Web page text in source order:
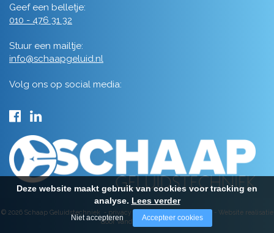
Geef een belletje:
010 - 476 31 32
Stuur een mailtje:
info@schaapgeluid.nl
Volg ons op social media:
© 2026 Schaap Geluidstechniek - privacy - algemene voorwaarden- Website realisatie
door Vanderperk Groep
Deze website maakt gebruik van cookies voor tracking en
analyse. Lees verder
Niet accepteren Accepteer cookies